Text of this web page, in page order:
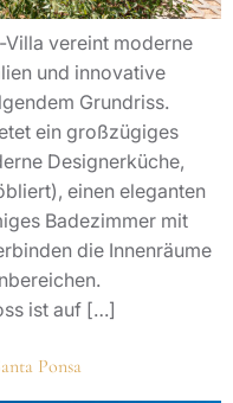
vereint moderne
und innovative
Grundriss.
ein großzügiges
Designerküche,
einen eleganten
Badezimmer mit
die Innenräume
ist auf […]
Ponsa